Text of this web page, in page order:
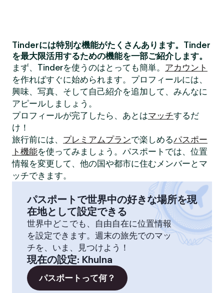
Tinderには特別な機能がたくさんあります。Tinder
を最大限活用するための機能を一部ご紹介します。
まず、Tinderを使うのはとっても簡単。 アカウント
を作ればすぐに始められます。プロフィールには、
興味、写真、そして自己紹介を追加して、みんなに
アピールしましょう。
プロフィールが完了したら、あとはマッチするだ
け！
旅行前には、 プレミアムプランで楽しめるパスポー
ト機能を使ってみましょう。パスポートでは、位置
情報を変更して、他の国や都市に住むメンバーとマ
ッチできます。
パスポートで世界中の好きな場所を現
在地として設定できる
世界中どこでも、自由自在に位置情報
を設定できます。週末の旅先でのマッ
チを、いま、見つけよう！
現在の設定: Khulna
パスポートって何？